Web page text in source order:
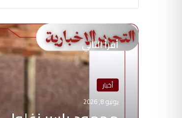
أقرأ التالي
أخبار
يونيو 8, 2026